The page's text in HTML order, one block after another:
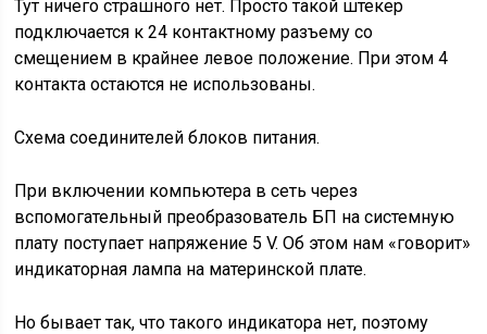
Тут ничего страшного нет. Просто такой штекер
подключается к 24 контактному разъему со
смещением в крайнее левое положение. При этом 4
контакта остаются не использованы.
Схема соединителей блоков питания.
При включении компьютера в сеть через
вспомогательный преобразователь БП на системную
плату поступает напряжение 5 V. Об этом нам «говорит»
индикаторная лампа на материнской плате.
Но бывает так, что такого индикатора нет, поэтому